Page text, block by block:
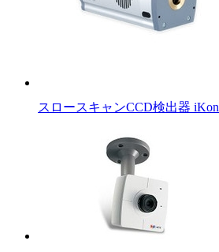
スロースキャンCCD検出器 iKon